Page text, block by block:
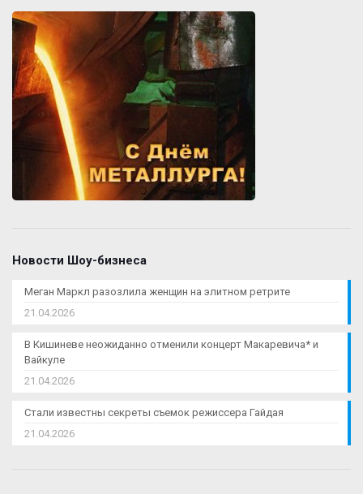
Новости Шоу-бизнеса
Меган Маркл разозлила женщин на элитном ретрите
21.04.2026
В Кишиневе неожиданно отменили концерт Макаревича* и
Вайкуле
21.04.2026
Стали известны секреты съемок режиссера Гайдая
21.04.2026